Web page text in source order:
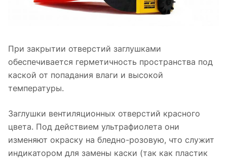
При закрытии отверстий заглушками
обеспечивается герметичность пространства под
каской от попадания влаги и высокой
температуры.
Заглушки вентиляционных отверстий красного
цвета. Под действием ультрафиолета они
изменяют окраску на бледно-розовую, что служит
индикатором для замены каски (так как пластик